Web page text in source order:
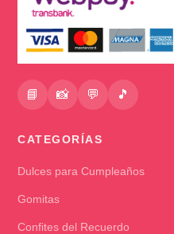
📘 📸 💬 🎵
CATEGORÍAS
Dulces para Cumpleaños
Gomitas
Confites del Recuerdo